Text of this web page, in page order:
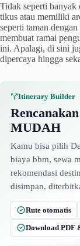
Tidak seperti
tikus atau memiliki
seperti taman
membuat ramai
ini. Apalagi, di sini
dipercaya hingga
Itinerary Builder
MUDAH
Kamu bisa pilih
biaya bbm, sewa
rekomendasi
disimpan,
Rute otomatis
Download PDF